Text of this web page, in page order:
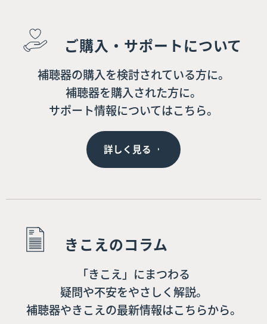
ご購入・サポートについて
補聴器の購入を検討されている方に。
補聴器を購入された方に。
サポート情報についてはこちら。
詳しく見る
きこえのコラム
「きこえ」にまつわる
疑問や不安をやさしく解説。
補聴器やきこえの最新情報はこちらから。